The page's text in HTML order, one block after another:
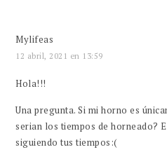
Mylifeas
12 abril, 2021 en 13:59
Hola!!!
Una pregunta. Si mi horno es
serian los tiempos de horneado?
siguiendo tus tiempos:(